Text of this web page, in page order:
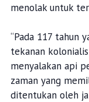
menolak untuk
“Pada 117 tahun
tekanan
menyalakan api
zaman yang
ditentukan oleh